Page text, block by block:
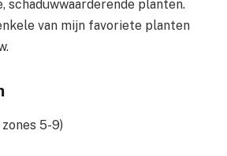
schaduwwaarderende planten.
van mijn favoriete planten
zones 5-9)